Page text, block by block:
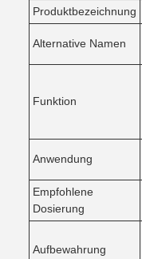
Produktbezeichnung
Alternative Namen
Funktion
Anwendung
Empfohlene
Dosierung
Aufbewahrung